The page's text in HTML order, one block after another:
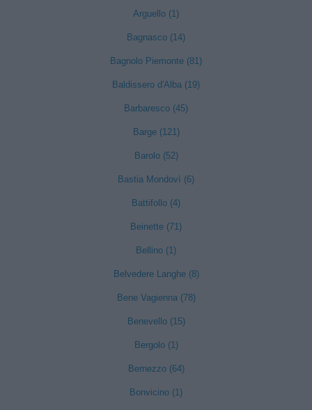
Arguello (1)
Bagnasco (14)
Bagnolo Piemonte (81)
Baldissero d'Alba (19)
Barbaresco (45)
Barge (121)
Barolo (52)
Bastia Mondovì (6)
Battifollo (4)
Beinette (71)
Bellino (1)
Belvedere Langhe (8)
Bene Vagienna (78)
Benevello (15)
Bergolo (1)
Bernezzo (64)
Bonvicino (1)